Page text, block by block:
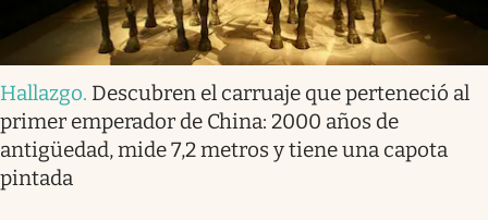
Hallazgo. Descubren el carruaje que perteneció al
primer emperador de China: 2000 años de
antigüedad, mide 7,2 metros y tiene una capota
pintada